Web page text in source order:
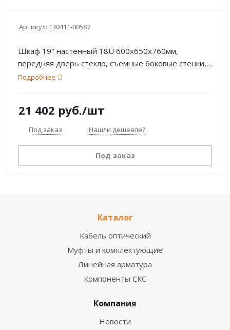
Артикул: 130411-00587
Шкаф 19" настенный 18U 600х650х760мм,
передняя дверь стекло, съемные боковые стенки,
серый: RAL 7035 ССД ШТ-НСр-18U-600-650-С
Подробнее
21 402 руб./шт
Под заказ Нашли дешевле?
Под заказ
Каталог
Кабель оптический
Муфты и комплектующие
Линейная арматура
Компоненты СКС
Компания
Новости